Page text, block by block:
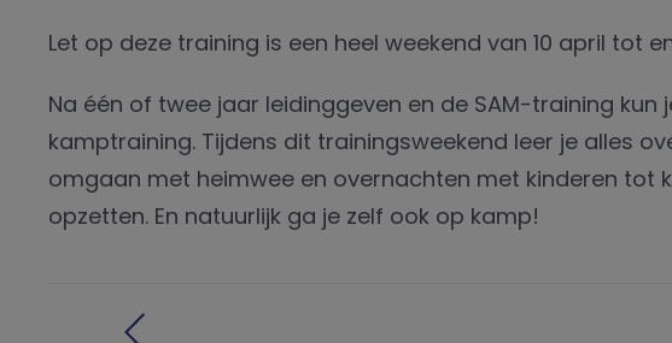
Let op deze training is een heel weekend van 10 april tot
Na één of twee jaar leidinggeven en de SAM-training
kamptraining. Tijdens dit trainingsweekend leer je alles
omgaan met heimwee en overnachten met kinderen tot
opzetten. En natuurlijk ga je zelf ook op kamp!